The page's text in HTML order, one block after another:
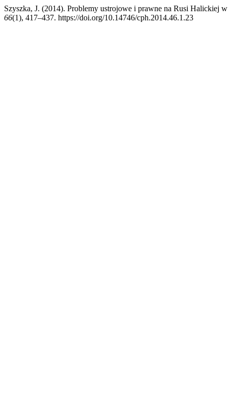
Szyszka, J. (2014). Problemy ustrojowe i prawne na Rusi Halickiej
66(1), 417–437. https://doi.org/10.14746/cph.2014.46.1.23